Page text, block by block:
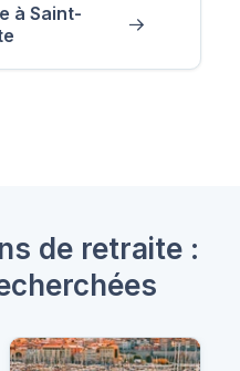
à Saint-
de retraite :